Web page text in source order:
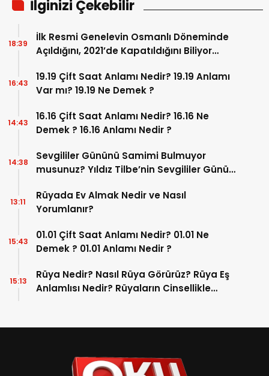
İlginizi Çekebilir
İlk Resmi Genelevin Osmanlı Döneminde
Açıldığını, 2021’de Kapatıldığını Biliyor
muydunuz? İşte, Osmanlı’dan Bugüne
Kadar Genelevlere Yolculuk…
19.19 Çift Saat Anlamı Nedir? 19.19 Anlamı
Var mı? 19.19 Ne Demek ?
16.16 Çift Saat Anlamı Nedir? 16.16 Ne
Demek ? 16.16 Anlamı Nedir ?
Sevgililer Gününü Samimi Bulmuyor
musunuz? Yıldız Tilbe’nin Sevgililer Günü
Şarkısı Gülmekten Kırıp Geçirecek!
Rüyada Ev Almak Nedir ve Nasıl
Yorumlanır?
01.01 Çift Saat Anlamı Nedir? 01.01 Ne
Demek ? 01.01 Anlamı Nedir ?
Rüya Nedir? Nasıl Rüya Görürüz? Rüya Eş
Anlamlısı Nedir? Rüyaların Cinsellikle